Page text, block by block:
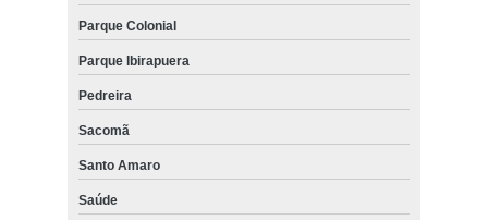
Parque Colonial
Parque Ibirapuera
Pedreira
Sacomã
Santo Amaro
Saúde